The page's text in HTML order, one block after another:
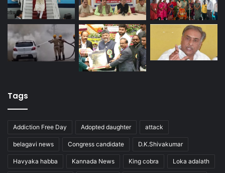
Tags
Addiction Free Day Adopted daughter attack
belagavi news Congress candidate D.K.Shivakumar
Havyaka habba Kannada News King cobra Loka adalath